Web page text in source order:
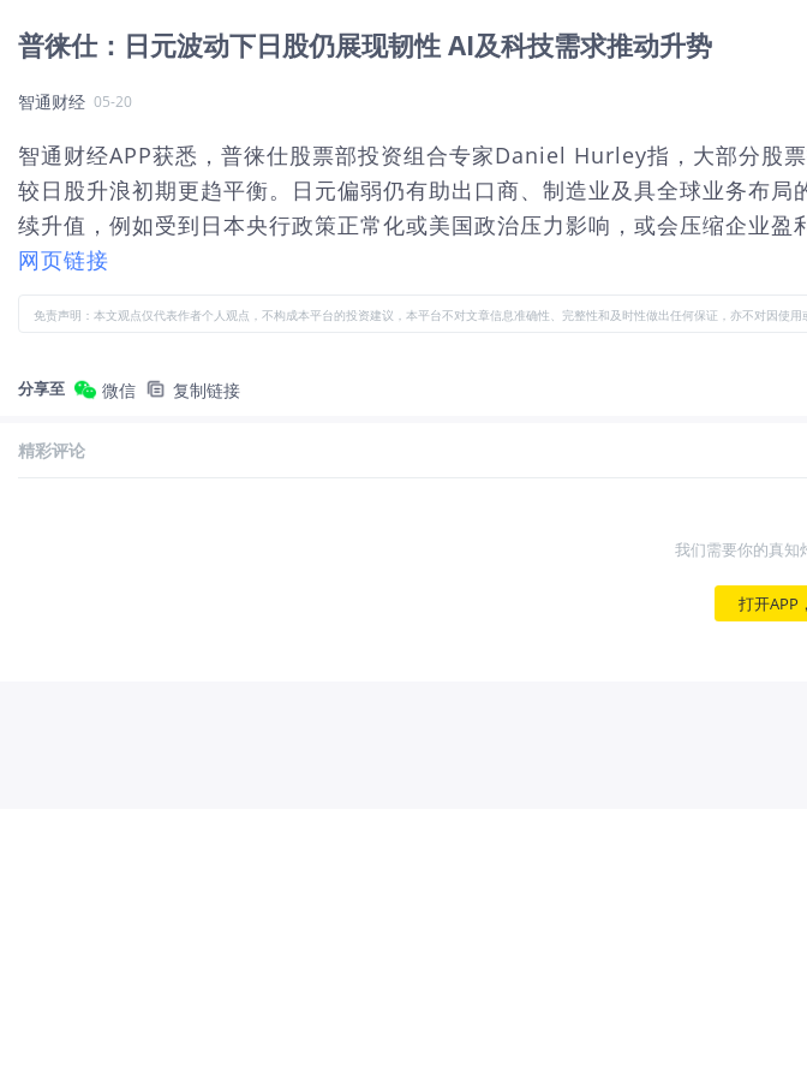
普徕仕：日元波动下日股仍展现韧性 AI及科技需求推动升势
智通财经 05-20
智通财经APP获悉，普徕仕股票部投资组合专家Daniel Hurley指，大部分股
较日股升浪初期更趋平衡。日元偏弱仍有助出口商、制造业及具全球业务布
续升值，例如受到日本央行政策正常化或美国政治压力影响，或会压缩企业
网页链接
免责声明：本文观点仅代表作者个人观点，不构成本平台的投资建议，本平台不对文章信息准确性、完整性和及时性做出任何保证，亦不对因使用
分享至 微信 复制链接
精彩评论
我们需要你的真知
打开APP